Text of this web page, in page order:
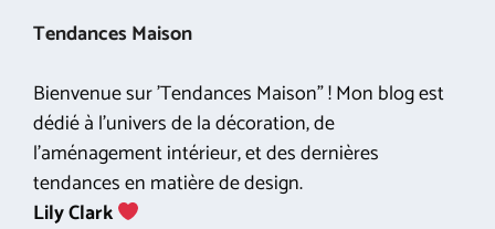
Tendances Maison
Bienvenue sur 'Tendances Maison" ! Mon blog est
dédié à l'univers de la décoration, de
l'aménagement intérieur, et des dernières
tendances en matière de design.
Lily Clark